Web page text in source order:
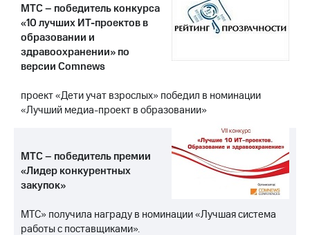
МТС – победитель конкурса
«10 лучших ИТ-проектов в
образовании и
здравоохранении» по
версии Comnews
проект «Дети учат взрослых» победил в номинации
«Лучший медиа-проект в образовании»
МТС – победитель премии
«Лидер конкурентных
закупок»
МТС» получила награду в номинации «Лучшая система
работы с поставщиками».